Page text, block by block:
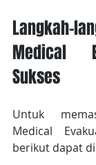
Medical
Sukses
Untuk
Medical
berikut dapat